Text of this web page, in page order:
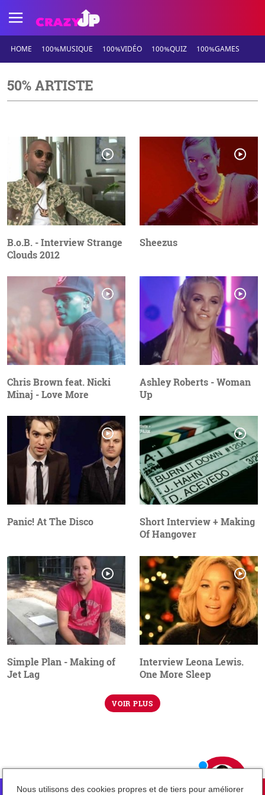
HOME 100%MUSIQUE 100%VIDÉO 100%QUIZ 100%GAMES
50% ARTISTE
B.o.B. - Interview Strange
Clouds 2012
Sheezus
Chris Brown feat. Nicki
Minaj - Love More
Ashley Roberts - Woman
Up
Panic! At The Disco
Short Interview + Making
Of Hangover
Simple Plan - Making of
Jet Lag
Interview Leona Lewis.
One More Sleep
VOIR PLUS
Nous utilisons des cookies propres et de tiers pour améliorer